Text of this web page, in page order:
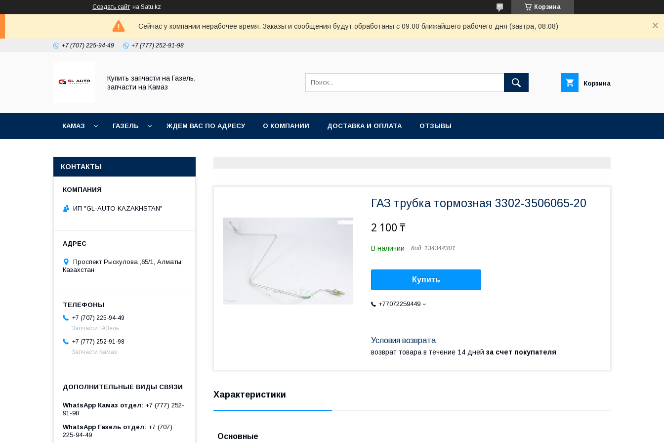
Создать сайт на Satu.kz Корзина
Сейчас у компании нерабочее время. Заказы и сообщения будут обработаны с 09:00 ближайшего рабочего дня (завтра, 08.08)
+7 (707) 225-94-49 +7 (777) 252-91-98
Купить запчасти на Газель,
запчасти на Камаз
Корзина
КАМАЗ ГАЗЕЛЬ ЖДЕМ ВАС ПО АДРЕСУ О КОМПАНИИ ДОСТАВКА И ОПЛАТА ОТЗЫВЫ
ГАЗ трубка тормозная 3302-3506065-20
2 100 ₸
В наличии Код: 134344301
Купить
+77072259449
возврат товара в течение 14 дней за счет покупателя
Характеристики
Основные
КОНТАКТЫ
ИП "GL-AUTO KAZAKHSTAN"
Проспект Рыскулова ,65/1, Алматы,
Казахстан
+7 (707) 225-94-49
Запчасти ГАЗель
+7 (777) 252-91-98
Запчасти Камаз
WhatsApp Камаз отдел
+7 (777) 252-
91-98
WhatsApp Газель отдел
+7 (707)
225-94-49